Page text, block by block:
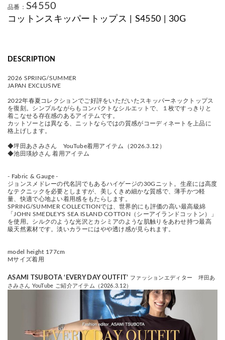
品番： S4550
コットンスキッパートップス | S4550 | 30G
DESCRIPTION
2026 SPRING/SUMMER
JAPAN EXCLUSIVE
2022年春夏コレクションでご好評をいただいたスキッパーネックトップス
を復刻。シンプルながらもコンパクトなシルエットで、１枚ですっきりと
着こなせる存在感のあるアイテムです。
カットソーとは異なる、ニットならではの質感がコーディネートを上品に
格上げします。
◆坪田あさみさん YouTube着用アイテム（2026.3.12）
◆池田瑛紗さん 着用アイテム
- Fabric & Gauge -
ジョンスメドレーの代名詞でもあるハイゲージの30Gニット。生産には高度
なテクニックを必要としますが、美しくきめ細かな質感で、薄手かつ軽
量、快適で心地よい着用感をもたらします。
SPRING/SUMMER COLLECTIONでは、世界的にも評価の高い最高級綿
「JOHN SMEDLEY'S SEA ISLAND COTTON（シーアイランドコットン）」
を使用。シルクのような光沢とカシミアのような肌触りをあわせ持つ最高
級天然素材です。淡いカラーにはやや透け感が見られます。
model height 177cm
Mサイズ着用
ASAMI TSUBOTA ‘EVERY DAY OUTFIT’ ファッションエディター 坪田あ
さみさん YouTube ご紹介アイテム（2026.3.12）